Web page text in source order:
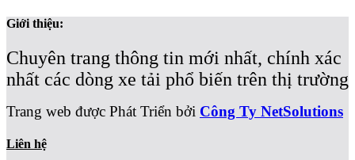
Giới thiệu:
Chuyên trang thông tin mới nhất, chính xác
nhất các dòng xe tải phổ biến trên thị trường
Trang web được Phát Triển bởi Công Ty NetSolutions
Liên hệ